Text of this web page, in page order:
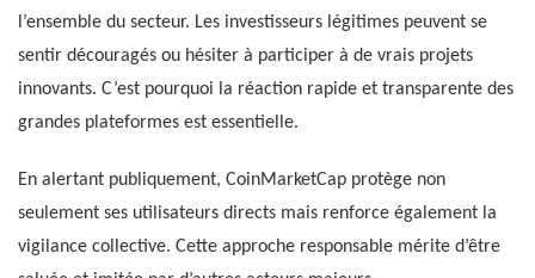
l’ensemble du secteur. Les investisseurs légitimes peuvent se
sentir découragés ou hésiter à participer à de vrais projets
innovants. C’est pourquoi la réaction rapide et transparente des
grandes plateformes est essentielle.
En alertant publiquement, CoinMarketCap protège non
seulement ses utilisateurs directs mais renforce également la
vigilance collective. Cette approche responsable mérite d’être